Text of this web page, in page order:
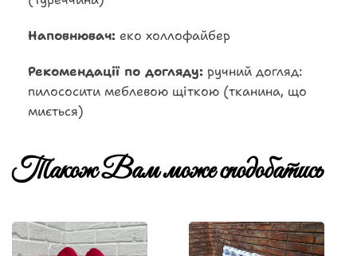
Наповнювач: еко холлофайбер
Рекомендації по догляду: ручний догляд:
пилососити меблевою щіткою (тканина, що
миється)
Також Вам може сподобатись